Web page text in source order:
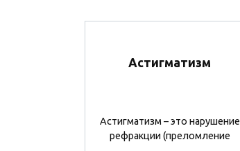
Астигматизм
Астигматизм – это нарушение
рефракции (преломление